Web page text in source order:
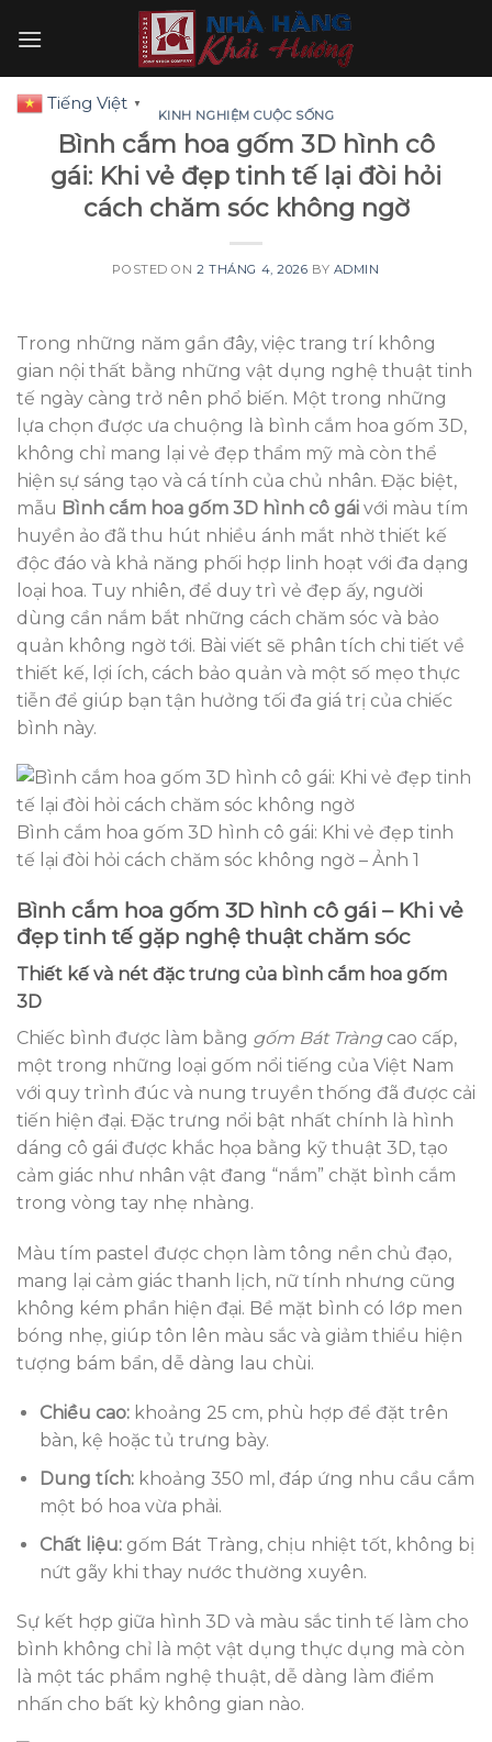
KINH NGHIỆM CUỘC SỐNG
Bình cắm hoa gốm 3D hình cô
gái: Khi vẻ đẹp tinh tế lại đòi hỏi
cách chăm sóc không ngờ
POSTED ON2 THÁNG 4, 2026 BY ADMIN
Trong những năm gần đây, việc trang trí không
gian nội thất bằng những vật dụng nghệ thuật tinh
tế ngày càng trở nên phổ biến. Một trong những
lựa chọn được ưa chuộng là bình cắm hoa gốm 3D,
không chỉ mang lại vẻ đẹp thẩm mỹ mà còn thể
hiện sự sáng tạo và cá tính của chủ nhân. Đặc biệt,
mẫu Bình cắm hoa gốm 3D hình cô gái với màu tím
huyền ảo đã thu hút nhiều ánh mắt nhờ thiết kế
độc đáo và khả năng phối hợp linh hoạt với đa dạng
loại hoa. Tuy nhiên, để duy trì vẻ đẹp ấy, người
dùng cần nắm bắt những cách chăm sóc và bảo
quản không ngờ tới. Bài viết sẽ phân tích chi tiết về
thiết kế, lợi ích, cách bảo quản và một số mẹo thực
tiễn để giúp bạn tận hưởng tối đa giá trị của chiếc
bình này.
Bình cắm hoa gốm 3D hình cô gái: Khi vẻ đẹp tinh
tế lại đòi hỏi cách chăm sóc không ngờ – Ảnh 1
Bình cắm hoa gốm 3D hình cô gái – Khi vẻ
đẹp tinh tế gặp nghệ thuật chăm sóc
Thiết kế và nét đặc trưng của bình cắm hoa gốm
3D
Chiếc bình được làm bằng gốm Bát Tràngcao cấp,
một trong những loại gốm nổi tiếng của Việt Nam
với quy trình đúc và nung truyền thống đã được cải
tiến hiện đại. Đặc trưng nổi bật nhất chính là hình
dáng cô gái được khắc họa bằng kỹ thuật 3D, tạo
cảm giác như nhân vật đang “nắm” chặt bình cắm
trong vòng tay nhẹ nhàng.
Màu tím pastel được chọn làm tông nền chủ đạo,
mang lại cảm giác thanh lịch, nữ tính nhưng cũng
không kém phần hiện đại. Bề mặt bình có lớp men
bóng nhẹ, giúp tôn lên màu sắc và giảm thiểu hiện
tượng bám bẩn, dễ dàng lau chùi.
Chiều cao:khoảng 25 cm, phù hợp để đặt trên
bàn, kệ hoặc tủ trưng bày.
Dung tích:khoảng 350 ml, đáp ứng nhu cầu cắm
một bó hoa vừa phải.
Chất liệu:gốm Bát Tràng, chịu nhiệt tốt, không bị
nứt gãy khi thay nước thường xuyên.
Sự kết hợp giữa hình 3D và màu sắc tinh tế làm cho
bình không chỉ là một vật dụng thực dụng mà còn
là một tác phẩm nghệ thuật, dễ dàng làm điểm
nhấn cho bất kỳ không gian nào.
Tiếng Việt ▼